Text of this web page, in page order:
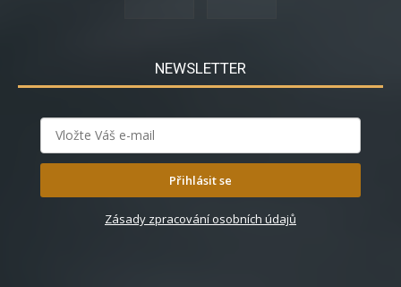
NEWSLETTER
Přihlásit se
Zásady zpracování osobních údajů